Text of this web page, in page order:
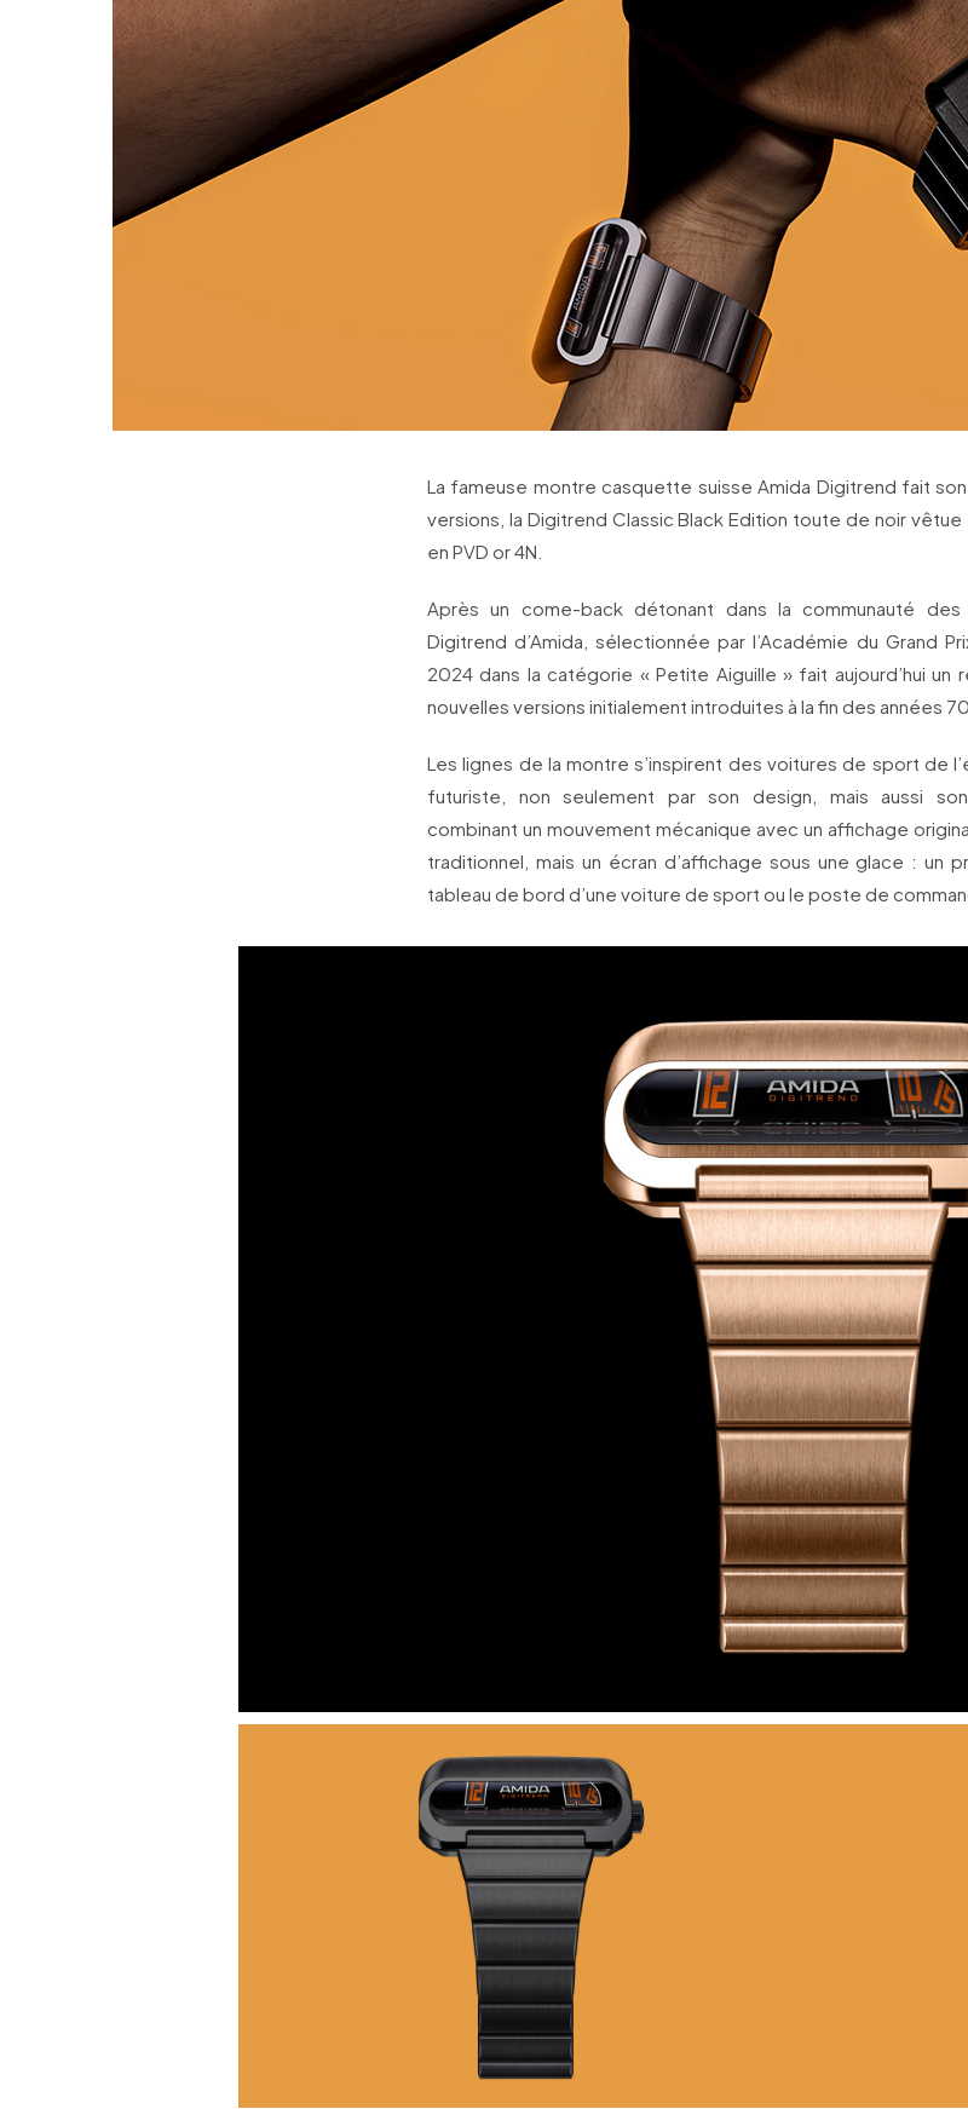
La fameuse montre casquette suisse Amida Digitrend fait
versions, la Digitrend Classic Black Edition toute de noir
en PVD or 4N.
Après un come-back détonant dans la communauté des
Digitrend d’Amida, sélectionnée par l’Académie du Grand
2024 dans la catégorie « Petite Aiguille » fait aujourd’hui un
nouvelles versions initialement introduites à la fin des années 70.
Les lignes de la montre s’inspirent des voitures de sport de
futuriste, non seulement par son design, mais aussi
combinant un mouvement mécanique avec un affichage
traditionnel, mais un écran d’affichage sous une glace : un
tableau de bord d’une voiture de sport ou le poste de